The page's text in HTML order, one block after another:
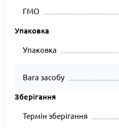
ГМО
Упаковка
Упаковка
Вага засобу
Зберігання
Термін зберігання